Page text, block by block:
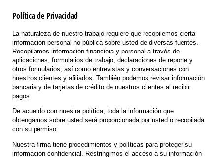
Política de Privacidad
La naturaleza de nuestro trabajo requiere que recopilemos cierta
información personal no pública sobre usted de diversas fuentes.
Recopilamos información financiera y personal a través de
aplicaciones, formularios de trabajo, declaraciones de reporte y
otros formularios, así como entrevistas y conversaciones con
nuestros clientes y afiliados. También podemos revisar información
bancaria y de tarjetas de crédito de nuestros clientes al recibir
pagos.
De acuerdo con nuestra política, toda la información que
obtengamos sobre usted será proporcionada por usted o recopilada
con su permiso.
Nuestra firma tiene procedimientos y políticas para proteger su
información confidencial. Restringimos el acceso a su información